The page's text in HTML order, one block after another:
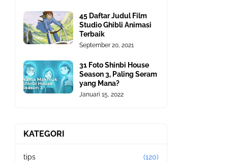
45 Daftar Judul Film
Studio Ghibli Animasi
Terbaik
September 20, 2021
31 Foto Shinbi House
Season 3, Paling Seram
yang Mana?
Januari 15, 2022
KATEGORI
tips (120)